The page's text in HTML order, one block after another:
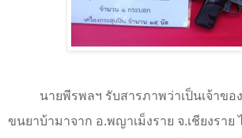
นายพีรพลฯ รับสารภาพว่าเป็นเจ้าขอ
ขนยาบ้ามาจาก อ.พญาเม็งราย จ.เชียงราย